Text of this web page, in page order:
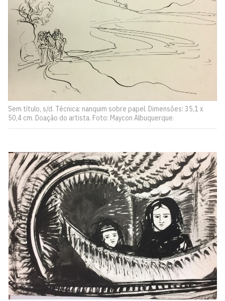
Sem título, s/d. Técnica: nanquim sobre papel. Dimensões: 35,1 x
50,4 cm. Doação do artista. Foto: Maycon Albuquerque.